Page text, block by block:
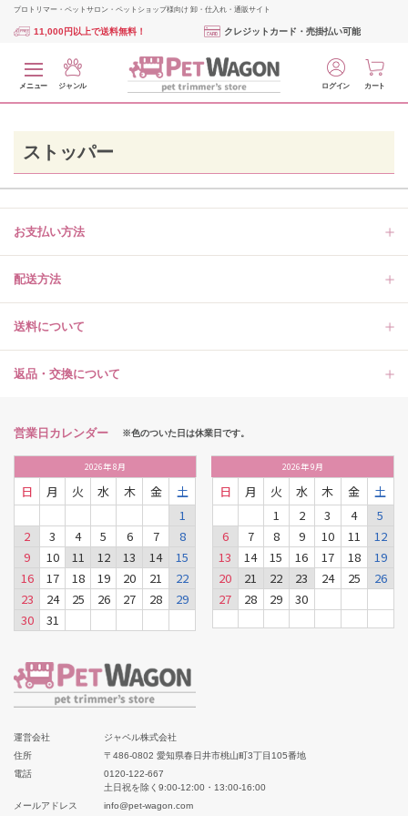
プロトリマー・ペットサロン・ペットショップ様向け 卸・仕入れ・通販サイト
11,000円以上で送料無料！ クレジットカード・売掛払い可能
メニュー ジャンル ログイン カート
ストッパー
お支払い方法
配送方法
送料について
返品・交換について
営業日カレンダー ※色のついた日は休業日です。
2026年8月
日 月 火 水 木 金
土
1
2
3 4 5 6 7
8
9
10 11 12 13 14
15
16
17 18 19 20 21
22
23
24 25 26 27 28
29
30
31
2026年9月
日 月 火 水 木 金
土
1
2 3 4
5
6
7 8 9 10 11
12
13
14 15 16 17 18
19
20
21 22 23 24 25
26
27
28 29 30
運営会社
ジャペル株式会社
住所
〒486-0802 愛知県春日井市桃山町3丁目105番地
電話
0120-122-667
土日祝を除く9:00-12:00・13:00-16:00
メールアドレス
info@pet-wagon.com